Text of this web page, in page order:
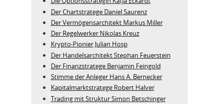
Der Chartstratege Daniel Saurenz
Der Vermögensarchitekt Markus Miller
Der Regelwerker Nikolas Kreuz
Krypto-Pionier Julian Hosp
Der Handelsarchitekt Stephan Feuerstein
Der Finanzstratege Benjamin Feingold
Stimme der Anleger Hans A. Bernecker
Kapitalmarktstratege Robert Halver
Trading mit Struktur Simon Betschinger